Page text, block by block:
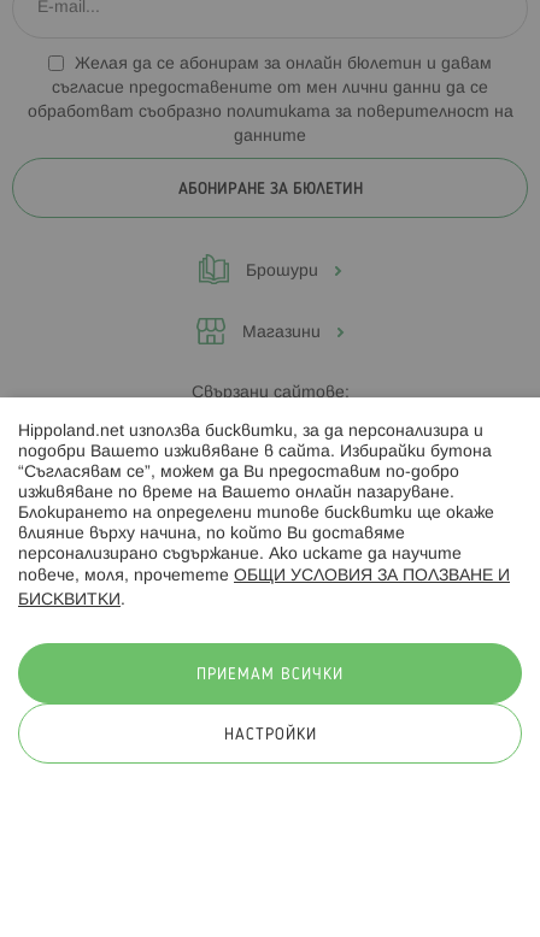
Желая да се абонирам за онлайн бюлетин и давам
съгласие предоставените от мен лични данни да се
обработват съобразно политиката за поверителност на
данните
АБОНИРАНЕ ЗА БЮЛЕТИН
Брошури
Магазини
Свързани сайтове:
Hippoland.ro
Последвайте ни:
© 2026 Hippoland.net. Всички права запазени
Hippoland.net използва бисквитки, за да персонализира и
подобри Вашето изживяване в сайта. Избирайки бутона
“Съгласявам се”, можем да Ви предоставим по-добро
изживяване по време на Вашето онлайн пазаруване.
Блокирането на определени типове бисквитки ще окаже
влияние върху начина, по който Ви доставяме
персонализирано съдържание. Ако искате да научите
повече, моля, прочетете ОБЩИ УСЛОВИЯ ЗА ПОЛЗВАНЕ И
БИСКВИТКИ .
ПРИЕМАМ ВСИЧКИ
НАСТРОЙКИ